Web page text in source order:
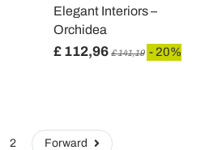
Elegant Interiors –
Orchidea
£ 112,96 £ 141,19 - 20%
2 Forward